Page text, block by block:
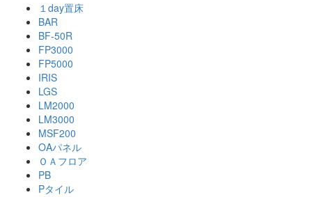
１day置床
BAR
BF-50R
FP3000
FP5000
IRIS
LGS
LM2000
LM3000
MSF200
OAパネル
ＯＡフロア
PB
Pタイル